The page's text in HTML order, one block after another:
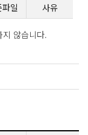
일 사유
지 않습니다.